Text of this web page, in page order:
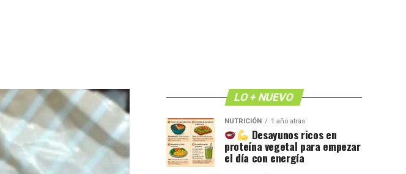
LO + NUEVO
NUTRICIÓN 1 año atrás
Desayunos ricos en
proteína vegetal para empezar
el día con energía